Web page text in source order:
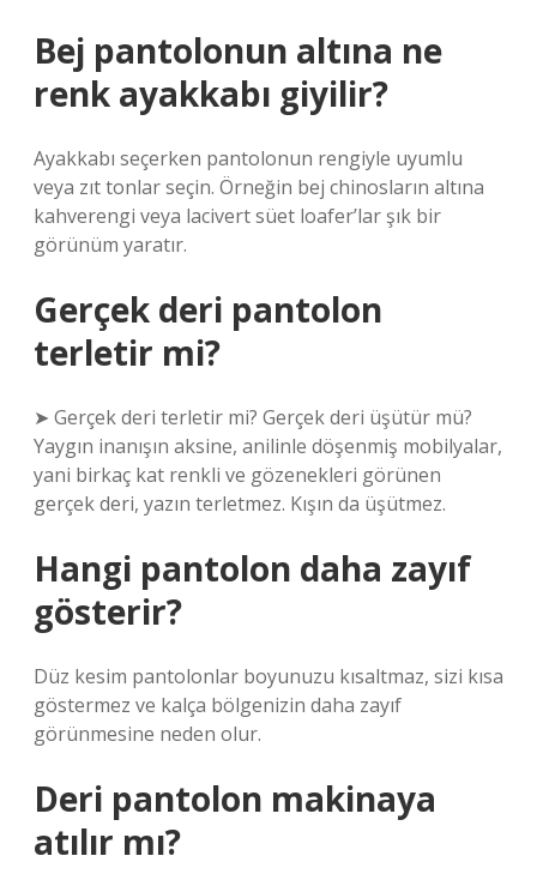
Bej pantolonun altına ne
renk ayakkabı giyilir?
Ayakkabı seçerken pantolonun rengiyle uyumlu
veya zıt tonlar seçin. Örneğin bej chinosların altına
kahverengi veya lacivert süet loafer’lar şık bir
görünüm yaratır.
Gerçek deri pantolon
terletir mi?
➤ Gerçek deri terletir mi? Gerçek deri üşütür mü?
Yaygın inanışın aksine, anilinle döşenmiş mobilyalar,
yani birkaç kat renkli ve gözenekleri görünen
gerçek deri, yazın terletmez. Kışın da üşütmez.
Hangi pantolon daha zayıf
gösterir?
Düz kesim pantolonlar boyunuzu kısaltmaz, sizi kısa
göstermez ve kalça bölgenizin daha zayıf
görünmesine neden olur.
Deri pantolon makinaya
atılır mı?